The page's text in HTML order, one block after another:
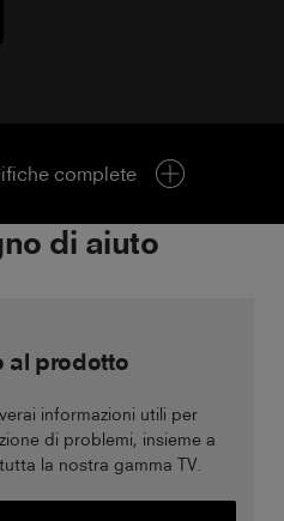
complete
di aiuto
al prodotto
informazioni utili per
di problemi, insieme a
la nostra gamma TV.